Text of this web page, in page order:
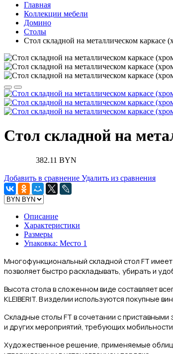
Главная
Коллекции мебели
Домино
Столы
Стол складной на металлическом
Стол складной на
382.11 BYN
Добавить в сравнение Удалить из сравнения
Описание
Характеристики
Размеры
Упаковка: Место 1
Многофункциональный складной стол FT
позволяет быстро раскладывать, убирать и
Высота стола в сложенном виде составляет
KLEIBERIT. В изделии используются покупные
Складные столы FT в сочетании с
и других мероприятий, требующих
Художественное решение, применяемые